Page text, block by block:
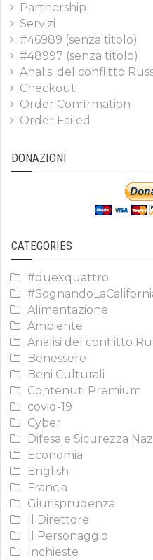
Partnership
Servizi
#46989 (senza titolo)
#48997 (senza titolo)
Analisi del conflitto
Checkout
Order Confirmation
Order Failed
DONAZIONI
CATEGORIES
#duexquattro
Alimentazione
Ambiente
Analisi del conflitto
Benessere
Beni Culturali
Contenuti Premium
covid-19
Cyber
Difesa e Sicurezza
Economia
English
Francia
Giurisprudenza
Il Direttore
Il Personaggio
Inchieste